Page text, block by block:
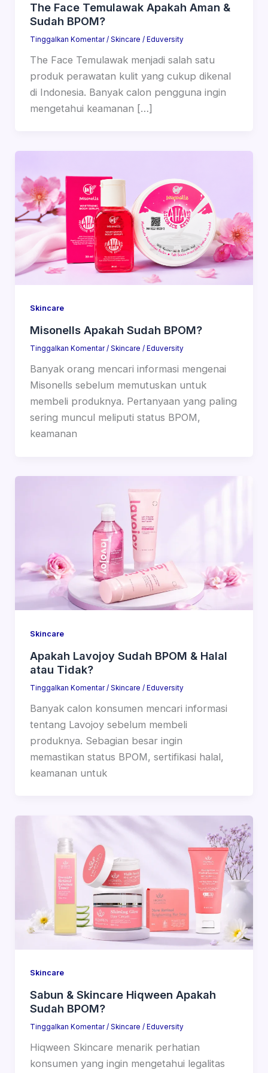
The Face Temulawak Apakah Aman &
Sudah BPOM?
Tinggalkan Komentar / Skincare / Eduversity
The Face Temulawak menjadi salah satu
produk perawatan kulit yang cukup dikenal
di Indonesia. Banyak calon pengguna ingin
mengetahui keamanan […]
Skincare
Misonells Apakah Sudah BPOM?
Tinggalkan Komentar / Skincare / Eduversity
Banyak orang mencari informasi mengenai
Misonells sebelum memutuskan untuk
membeli produknya. Pertanyaan yang paling
sering muncul meliputi status BPOM,
keamanan
Skincare
Apakah Lavojoy Sudah BPOM & Halal
atau Tidak?
Tinggalkan Komentar / Skincare / Eduversity
Banyak calon konsumen mencari informasi
tentang Lavojoy sebelum membeli
produknya. Sebagian besar ingin
memastikan status BPOM, sertifikasi halal,
keamanan untuk
Skincare
Sabun & Skincare Hiqween Apakah
Sudah BPOM?
Tinggalkan Komentar / Skincare / Eduversity
Hiqween Skincare menarik perhatian
konsumen yang ingin mengetahui legalitas